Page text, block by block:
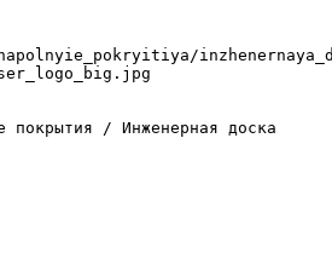
/ Инженерная доска